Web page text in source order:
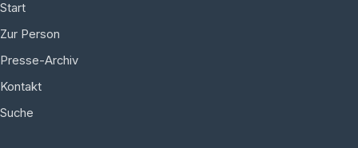
Start
Zur Person
Presse-Archiv
Kontakt
Suche